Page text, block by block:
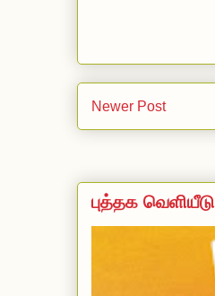
Newer Post
புத்தக வெளியீடு